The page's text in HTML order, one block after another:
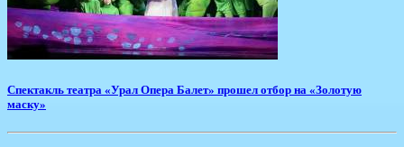
​Спектакль театра «Урал Опера Балет» прошел отбор на «Золотую
маску»